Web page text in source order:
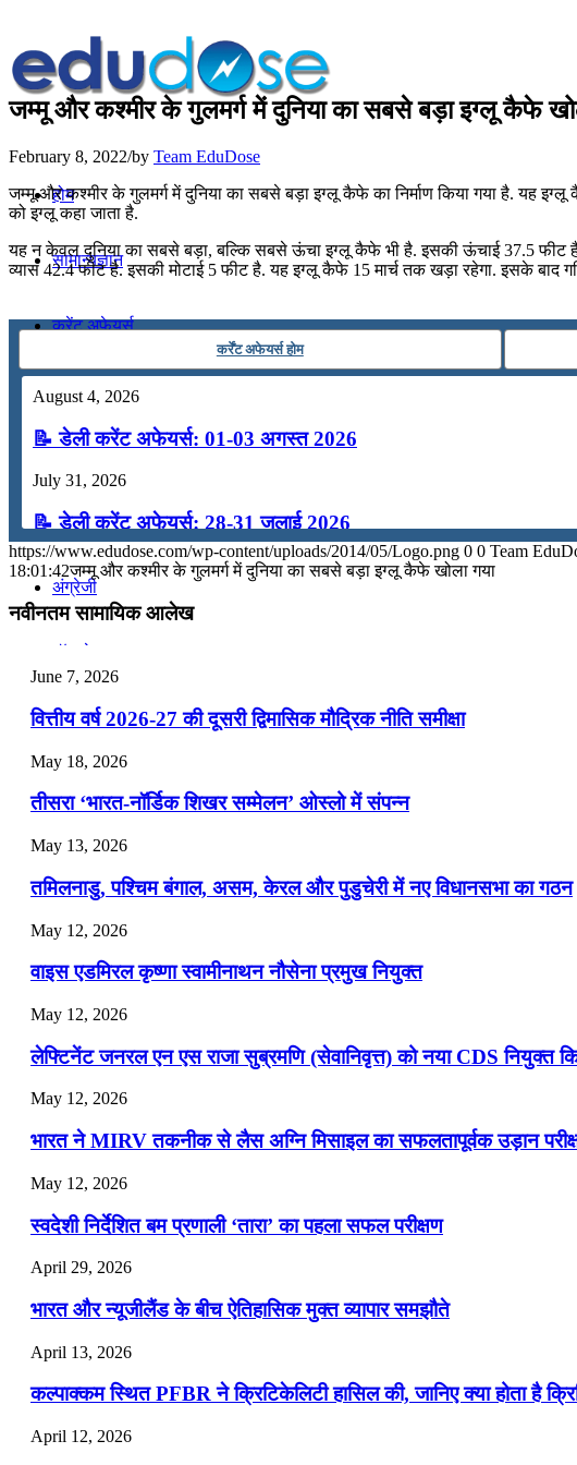
होम
सामान्यज्ञान
करेंट अफेयर्स
गणित
कंप्यूटर
अंग्रेजी
टुडेज जीके
जम्मू और कश्मीर के गुलमर्ग में दुनिया का सबसे बड़ा इग्लू कैफे
February 8, 2022/by Team EduDose
जम्मू और कश्मीर के गुलमर्ग में दुनिया का सबसे बड़ा इग्लू कैफे का निर्माण किया गया है. यह
को इग्लू कहा जाता है.
यह न केवल दुनिया का सबसे बड़ा, बल्कि सबसे ऊंचा इग्लू कैफे भी है. इसकी ऊंचाई 37.5 फीट
व्यास 42.4 फीट है. इसकी मोटाई 5 फीट है. यह इग्लू कैफे 15 मार्च तक खड़ा रहेगा. इसके बाद
कर्रेंट अफेयर्स होम
August 4, 2026
📝 डेली करेंट अफेयर्स: 01-03 अगस्त 2026
July 31, 2026
📝 डेली करेंट अफेयर्स: 28-31 जुलाई 2026
July 28, 2026
📝 डेली करेंट अफेयर्स: 25-27 जुलाई 2026
July 25, 2026
📝 डेली करेंट अफेयर्स: 22-24 जुलाई 2026
July 22, 2026
📝 डेली करेंट अफेयर्स: 19-21 जुलाई 2026
July 19, 2026
📝 डेली करेंट अफेयर्स: 16-18 जुलाई 2026
July 16, 2026
📝 डेली करेंट अफेयर्स: 13-15 जुलाई 2026
https://www.edudose.com/wp-content/uploads/2014/05/Logo.png 0 0 Team
18:01:42जम्मू और कश्मीर के गुलमर्ग में दुनिया का सबसे बड़ा इग्लू कैफे खोला गया
नवीनतम सामायिक आलेख
June 7, 2026
वित्तीय वर्ष 2026-27 की दूसरी द्विमासिक मौद्रिक नीति समीक्षा
May 18, 2026
तीसरा ‘भारत-नॉर्डिक शिखर सम्मेलन’ ओस्लो में संपन्न
May 13, 2026
तमिलनाडु, पश्चिम बंगाल, असम, केरल और पुडुचेरी में नए विधानसभा का गठन
May 12, 2026
वाइस एडमिरल कृष्णा स्वामीनाथन नौसेना प्रमुख नियुक्त
May 12, 2026
लेफ्टिनेंट जनरल एन एस राजा सुब्रमणि (सेवानिवृत्त) को नया CDS नियुक्त
May 12, 2026
भारत ने MIRV तकनीक से लैस अग्नि मिसाइल का सफलतापूर्वक उड़ान
May 12, 2026
स्वदेशी निर्देशित बम प्रणाली ‘तारा’ का पहला सफल परीक्षण
April 29, 2026
भारत और न्यूजीलैंड के बीच ऐतिहासिक मुक्त व्यापार समझौते
April 13, 2026
कल्पाक्कम स्थित PFBR ने क्रिटिकेलिटी हासिल की, जानिए क्या होता है
April 12, 2026